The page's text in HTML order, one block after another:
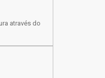
através do